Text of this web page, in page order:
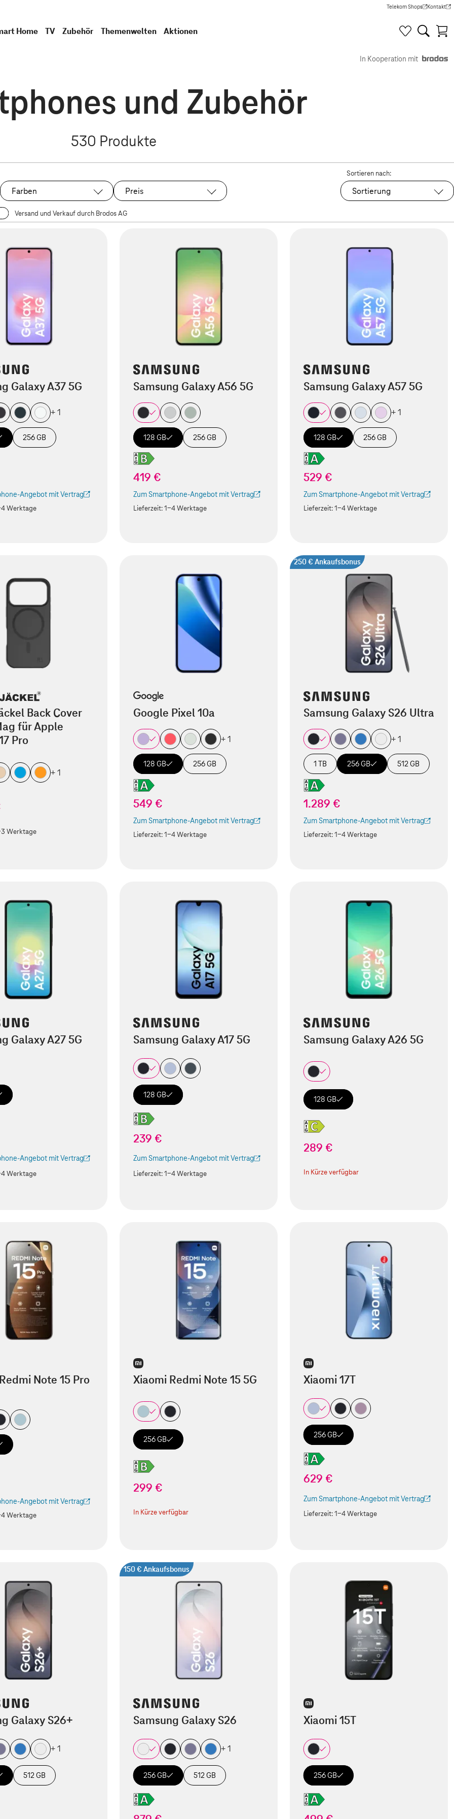
Telekom Shops
(Wird in einem neuen Tab
Kontakt
(Wird in
Home TV Zubehör Themenwelten Aktionen
In Kooperation mit
und Zubehör
530 Produkte
Farben Preis
Sortieren nach:
Sortierung
Versand und Verkauf durch Brodos AG
Galaxy A37 5G
+ 1
256 GB
Angebot mit Vertrag
in einem neuen Tab geöffnet)
Werktage
Samsung Galaxy A56 5G
128 GB 256 GB
419 €
Zum Smartphone-Angebot mit Vertrag
(Der Link wird in einem neuen Tab geöffnet)
Lieferzeit:1-4 Werktage
Samsung Galaxy A57 5G
+ 1
128 GB 256 GB
529 €
Zum Smartphone-Angebot mit Vertrag
(Der Link wird in einem neuen Tab geöffnet)
Lieferzeit:1-4 Werktage
Back Cover
für Apple
Pro
+ 1
Werktage
Google Pixel 10a
+ 1
128 GB 256 GB
549 €
Zum Smartphone-Angebot mit Vertrag
(Der Link wird in einem neuen Tab geöffnet)
Lieferzeit:1-4 Werktage
250 € Ankaufsbonus
Samsung Galaxy S26 Ultra
+ 1
1 TB 256 GB 512 GB
1.289 €
Zum Smartphone-Angebot mit Vertrag
(Der Link wird in einem neuen Tab geöffnet)
Lieferzeit:1-4 Werktage
Galaxy A27 5G
Angebot mit Vertrag
in einem neuen Tab geöffnet)
Werktage
Samsung Galaxy A17 5G
128 GB
239 €
Zum Smartphone-Angebot mit Vertrag
(Der Link wird in einem neuen Tab geöffnet)
Lieferzeit:1-4 Werktage
Samsung Galaxy A26 5G
128 GB
289 €
In Kürze verfügbar
Note 15 Pro
Angebot mit Vertrag
in einem neuen Tab geöffnet)
Werktage
Xiaomi Redmi Note 15 5G
256 GB
299 €
In Kürze verfügbar
Xiaomi 17T
256 GB
629 €
Zum Smartphone-Angebot mit Vertrag
(Der Link wird in einem neuen Tab geöffnet)
Lieferzeit:1-4 Werktage
Galaxy S26+
+ 1
512 GB
150 € Ankaufsbonus
Samsung Galaxy S26
+ 1
256 GB 512 GB
Xiaomi 15T
256 GB